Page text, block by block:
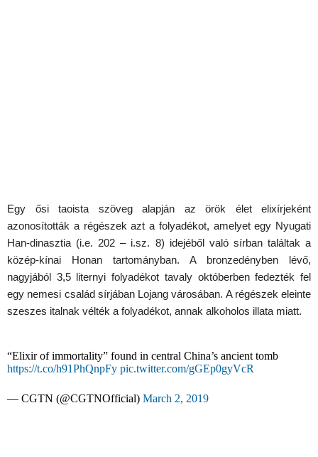
Egy ősi taoista szöveg alapján az örök élet elixírjeként
azonosították a régészek azt a folyadékot, amelyet egy Nyugati
Han-dinasztia (i.e. 202 – i.sz. 8) idejéből való sírban találtak a
közép-kínai Honan tartományban. A bronzedényben lévő,
nagyjából 3,5 liternyi folyadékot tavaly októberben fedezték fel
egy nemesi család sírjában Lojang városában. A régészek eleinte
szeszes italnak vélték a folyadékot, annak alkoholos illata miatt.
“Elixir of immortality” found in central China’s ancient tomb
https://t.co/h91PhQnpFy pic.twitter.com/gGEp0gyVcR
— CGTN (@CGTNOfficial) March 2, 2019